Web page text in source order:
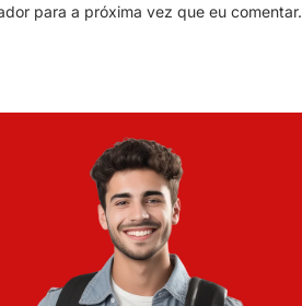
para a próxima vez que eu comentar.